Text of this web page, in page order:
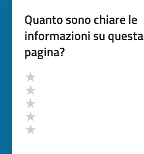
Quanto sono chiare le
informazioni su questa
pagina?
Valutazione